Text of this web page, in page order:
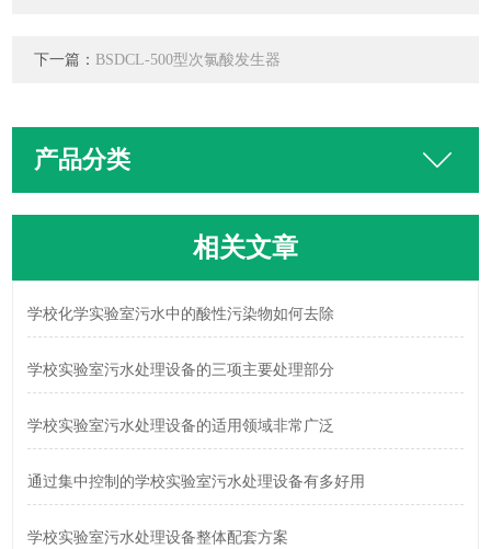
下一篇： BSDCL-500型次氯酸发生器
产品分类
相关文章
学校化学实验室污水中的酸性污染物如何去除
学校实验室污水处理设备的三项主要处理部分
学校实验室污水处理设备的适用领域非常广泛
通过集中控制的学校实验室污水处理设备有多好用
学校实验室污水处理设备整体配套方案